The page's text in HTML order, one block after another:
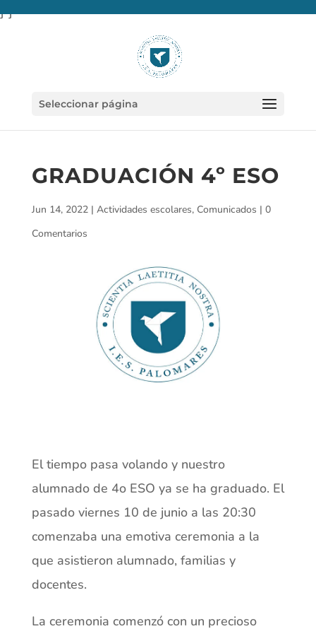
} }
Seleccionar página
GRADUACIÓN 4º ESO
Jun 14, 2022| Actividades escolares, Comunicados | 0
Comentarios
El tiempo pasa volando y nuestro
alumnado de 4o ESO ya se ha graduado. El
pasado viernes 10 de junio a las 20:30
comenzaba una emotiva ceremonia a la
que asistieron alumnado, familias y
docentes.
La ceremonia comenzó con un precioso